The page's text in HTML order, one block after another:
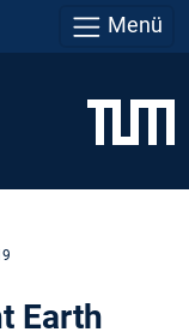
Menü
Earth